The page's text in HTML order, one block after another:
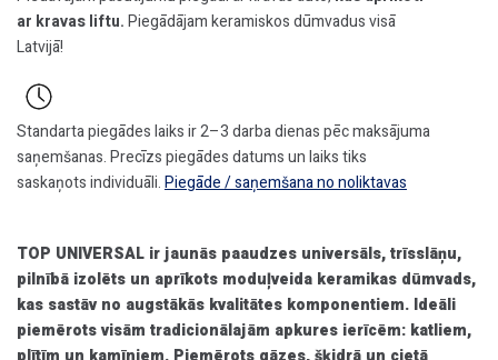
ar kravas liftu.Piegādājam keramiskos dūmvadus visā
Latvijā!
Standarta piegādes laiks ir 2–3 darba dienas pēc maksājuma
saņemšanas. Precīzs piegādes datums un laiks tiks
saskaņots individuāli.Piegāde / saņemšana no noliktavas
TOP UNIVERSAL ir jaunās paaudzes universāls, trīsslāņu,
pilnībā izolēts un aprīkots moduļveida keramikas dūmvads,
kas sastāv no augstākās kvalitātes komponentiem. Ideāli
piemērots visām tradicionālajām apkures ierīcēm: katliem,